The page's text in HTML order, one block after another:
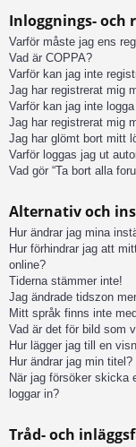
ar
Inloggnings- och
Varför måste jag ens
Vad är COPPA?
Varför kan jag inte
Jag har registrerat mig
Varför kan jag inte
Jag har registrerat mig
Jag har glömt bort mitt
Varför loggas jag ut
Vad gör “Ta bort alla
Alternativ och
Hur ändrar jag mina
Hur förhindrar jag att
online?
Tiderna stämmer inte!
Jag ändrade tidszon
Mitt språk finns inte
Vad är det för bild som
Hur lägger jag till en
Hur ändrar jag min titel?
När jag försöker skicka
loggar in?
Tråd- och